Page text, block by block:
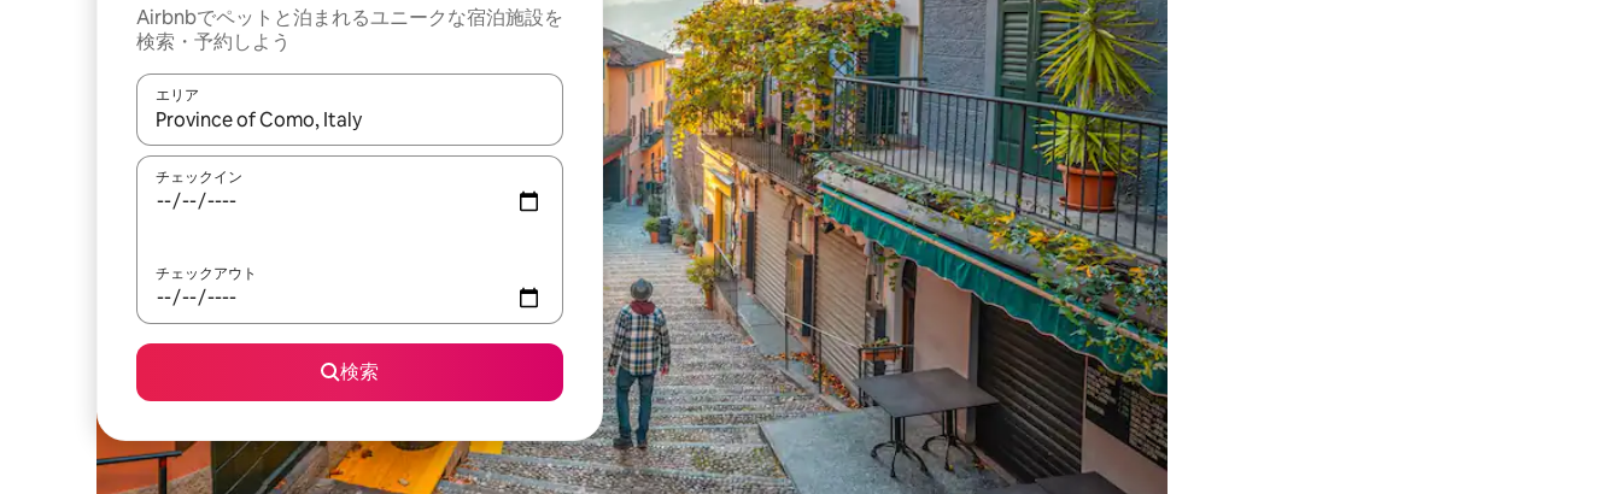
Airbnbでペットと泊まれるユニークな宿泊施設を
検索・予約しよう
エリア
検索結果が表示されたら、上下の矢印キーを使って移動するか、画面をタッチまたはスワイプして検索結果を確認することができます。
チェックイン
チェックアウト
検索